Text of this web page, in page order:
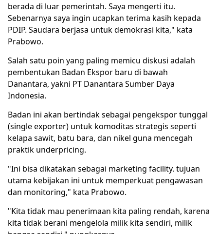
berada di luar pemerintah. Saya mengerti itu.
Sebenarnya saya ingin ucapkan terima kasih kepada
PDIP. Saudara berjasa untuk demokrasi kita," kata
Prabowo.
Salah satu poin yang paling memicu diskusi adalah
pembentukan Badan Ekspor baru di bawah
Danantara, yakni PT Danantara Sumber Daya
Indonesia.
Badan ini akan bertindak sebagai pengekspor tunggal
(single exporter) untuk komoditas strategis seperti
kelapa sawit, batu bara, dan nikel guna mencegah
praktik underpricing.
"Ini bisa dikatakan sebagai marketing facility. tujuan
utama kebijakan ini untuk memperkuat pengawasan
dan monitoring," kata Prabowo.
"Kita tidak mau penerimaan kita paling rendah, karena
kita tidak berani mengelola milik kita sendiri, milik